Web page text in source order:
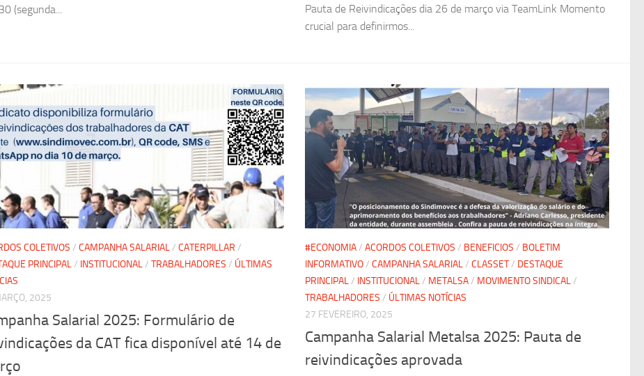
(segunda...
Pauta de Reivindicações dia 26 de março via TeamLink Momento
crucial para definirmos...
COLETIVOS / CAMPANHA SALARIAL/ CATERPILLAR /
PRINCIPAL/ INSTITUCIONAL/ TRABALHADORES / ÚLTIMAS
2025
Salarial 2025: Formulário de
da CAT fica disponível até 14 de
#ECONOMIA/ ACORDOS COLETIVOS / BENEFICIOS / BOLETIM
INFORMATIVO/ CAMPANHA SALARIAL/ CLASSET/ DESTAQUE
PRINCIPAL/ INSTITUCIONAL/ METALSA/ MOVIMENTO SINDICAL/
TRABALHADORES / ÚLTIMAS NOTÍCIAS
27 FEVEREIRO, 2025
Campanha Salarial Metalsa 2025: Pauta de
reivindicações aprovada